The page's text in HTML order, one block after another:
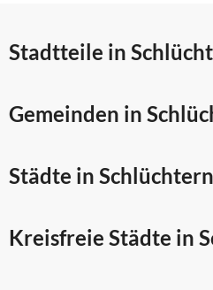
Stadtteile in
Gemeinden in
Städte in Schlüchtern
Kreisfreie Städte in